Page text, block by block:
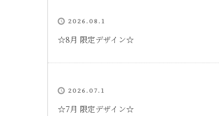
2026.08.1
‪☆8月 限定デザイン☆
2026.07.1
☆7月 限定デザイン☆